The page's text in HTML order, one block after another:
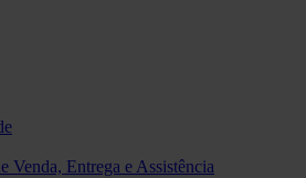
Venda, Entrega e Assistência